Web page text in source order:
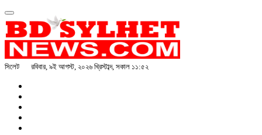
সিলেট রবিবার, ৯ই আগস্ট, ২০২৬ খ্রিস্টাব্দ, সকাল ১১:৫২